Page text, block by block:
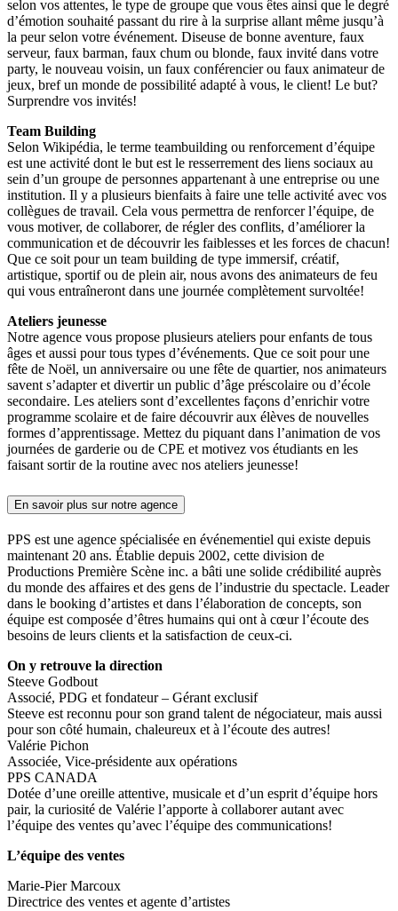
selon vos attentes, le type de groupe que vous êtes ainsi que le degré
d’émotion souhaité passant du rire à la surprise allant même jusqu’à
la peur selon votre événement. Diseuse de bonne aventure, faux
serveur, faux barman, faux chum ou blonde, faux invité dans votre
party, le nouveau voisin, un faux conférencier ou faux animateur de
jeux, bref un monde de possibilité adapté à vous, le client! Le but?
Surprendre vos invités!
Team Building
Selon Wikipédia, le terme teambuilding ou renforcement d’équipe
est une activité dont le but est le resserrement des liens sociaux au
sein d’un groupe de personnes appartenant à une entreprise ou une
institution. Il y a plusieurs bienfaits à faire une telle activité avec vos
collègues de travail. Cela vous permettra de renforcer l’équipe, de
vous motiver, de collaborer, de régler des conflits, d’améliorer la
communication et de découvrir les faiblesses et les forces de chacun!
Que ce soit pour un team building de type immersif, créatif,
artistique, sportif ou de plein air, nous avons des animateurs de feu
qui vous entraîneront dans une journée complètement survoltée!
Ateliers jeunesse
Notre agence vous propose plusieurs ateliers pour enfants de tous
âges et aussi pour tous types d’événements. Que ce soit pour une
fête de Noël, un anniversaire ou une fête de quartier, nos animateurs
savent s’adapter et divertir un public d’âge préscolaire ou d’école
secondaire. Les ateliers sont d’excellentes façons d’enrichir votre
programme scolaire et de faire découvrir aux élèves de nouvelles
formes d’apprentissage. Mettez du piquant dans l’animation de vos
journées de garderie ou de CPE et motivez vos étudiants en les
faisant sortir de la routine avec nos ateliers jeunesse!
En savoir plus sur notre agence
PPS est une agence spécialisée en événementiel qui existe depuis
maintenant 20 ans. Établie depuis 2002, cette division de
Productions Première Scène inc. a bâti une solide crédibilité auprès
du monde des affaires et des gens de l’industrie du spectacle. Leader
dans le booking d’artistes et dans l’élaboration de concepts, son
équipe est composée d’êtres humains qui ont à cœur l’écoute des
besoins de leurs clients et la satisfaction de ceux-ci.
On y retrouve la direction
Steeve Godbout
Associé, PDG et fondateur – Gérant exclusif
Steeve est reconnu pour son grand talent de négociateur, mais aussi
pour son côté humain, chaleureux et à l’écoute des autres!
Valérie Pichon
Associée, Vice-présidente aux opérations
PPS CANADA
Dotée d’une oreille attentive, musicale et d’un esprit d’équipe hors
pair, la curiosité de Valérie l’apporte à collaborer autant avec
l’équipe des ventes qu’avec l’équipe des communications!
L’équipe des ventes
Marie-Pier Marcoux
Directrice des ventes et agente d’artistes